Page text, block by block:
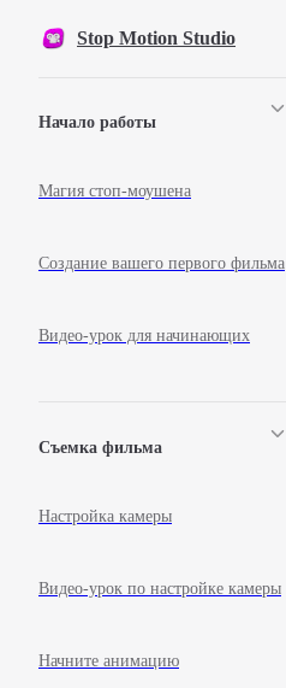
Skip to content
Stop Motion Studio
Начало работы
Магия стоп-моушена
Создание вашего первого фильма
Видео-урок для начинающих
Съемка фильма
Настройка камеры
Видео-урок по настройке камеры
Начните анимацию